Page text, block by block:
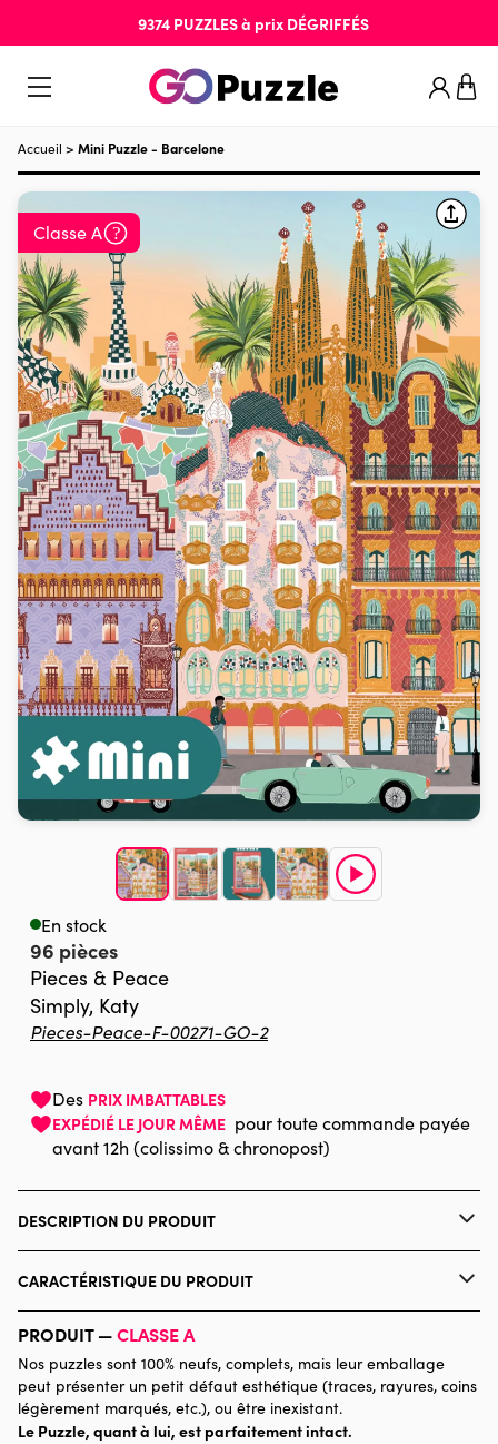
9374 PUZZLESà prix DÉGRIFFÉS
Accueil > Mini Puzzle - Barcelone
Classe A
En stock
96 pièces
Pieces & Peace
Simply, Katy
Pieces-Peace-F-00271-GO-2
Des PRIX IMBATTABLES
EXPÉDIÉ LE JOUR MÊME pour toute commande payée
avant 12h (colissimo & chronopost)
DESCRIPTION DU PRODUIT
Simply, Katy
CARACTÉRISTIQUE DU PRODUIT
Catégorie Puzzles - Villes et Villages
Age
à partir de 6 ans (50 à 100
PRODUIT —CLASSE A
Nos puzzles sont 100% neufs, complets, mais leur emballage
peut présenter un petit défaut esthétique (traces, rayures, coins
légèrement marqués, etc.), ou être inexistant.
Le Puzzle, quant à lui, est parfaitement intact.